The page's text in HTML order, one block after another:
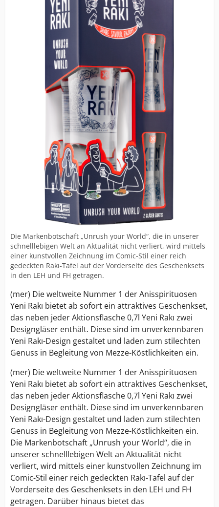
Die Markenbotschaft „Unrush your World“, die in unserer
schnelllebigen Welt an Aktualität nicht verliert, wird mittels
einer kunstvollen Zeichnung im Comic-Stil einer reich
gedeckten Rakı-Tafel auf der Vorderseite des Geschenksets
in den LEH und FH getragen.
(mer) Die weltweite Nummer 1 der Anisspirituosen
Yeni Rakı bietet ab sofort ein attraktives Geschenkset,
das neben jeder Aktionsflasche 0,7l Yeni Rakı zwei
Designgläser enthält. Diese sind im unverkennbaren
Yeni Rakı-Design gestaltet und laden zum stilechten
Genuss in Begleitung von Mezze-Köstlichkeiten ein.
(mer) Die weltweite Nummer 1 der Anisspirituosen
Yeni Rakı bietet ab sofort ein attraktives Geschenkset,
das neben jeder Aktionsflasche 0,7l Yeni Rakı zwei
Designgläser enthält. Diese sind im unverkennbaren
Yeni Rakı-Design gestaltet und laden zum stilechten
Genuss in Begleitung von Mezze-Köstlichkeiten ein.
Die Markenbotschaft „Unrush your World“, die in
unserer schnelllebigen Welt an Aktualität nicht
verliert, wird mittels einer kunstvollen Zeichnung im
Comic-Stil einer reich gedeckten Rakı-Tafel auf der
Vorderseite des Geschenksets in den LEH und FH
getragen. Darüber hinaus bietet das